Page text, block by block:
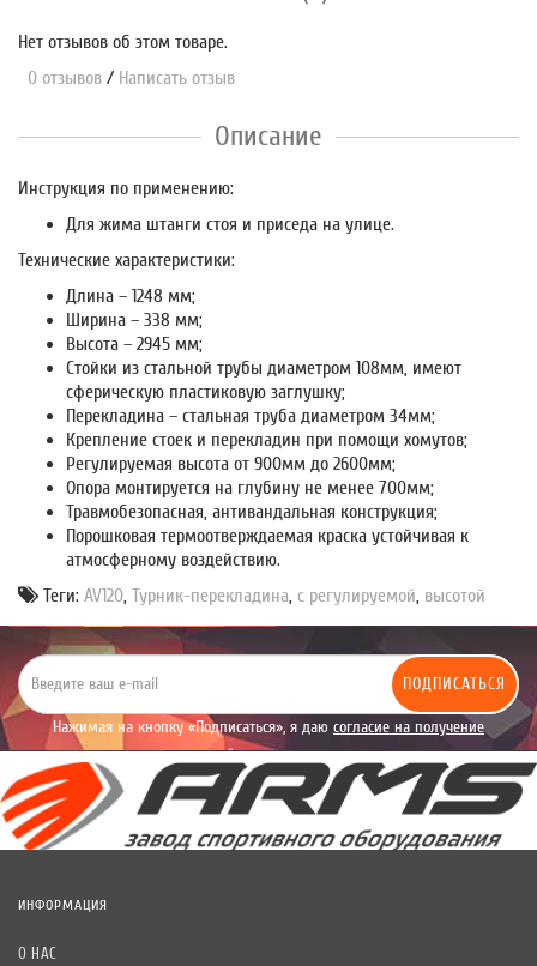
Нет отзывов об этом товаре.
0 отзывов / Написать отзыв
Описание
Инструкция по применению:
Для жима штанги стоя и приседа на улице.
Технические характеристики:
Длина – 1248 мм;
Ширина – 338 мм;
Высота – 2945 мм;
Стойки из стальной трубы диаметром 108мм, имеют
сферическую пластиковую заглушку;
Перекладина – стальная труба диаметром 34мм;
Крепление стоек и перекладин при помощи хомутов;
Регулируемая высота от 900мм до 2600мм;
Опора монтируется на глубину не менее 700мм;
Травмобезопасная, антивандальная конструкция;
Порошковая термоотверждаемая краска устойчивая к
атмосферному воздействию.
Теги: AV120, Турник-перекладина, с регулируемой, высотой
ПОДПИСАТЬСЯ
Нажимая на кнопку «Подписаться», я даю согласие на получение
уведомлений рекламного характера.
ИНФОРМАЦИЯ
О НАС